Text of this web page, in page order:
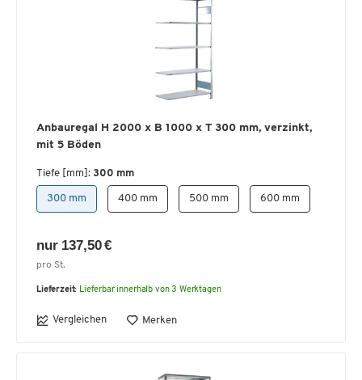
Anbauregal H 2000 x B 1000 x T 300 mm, verzinkt,
mit 5 Böden
Tiefe [mm]: 300 mm
300 mm 400 mm 500 mm 600 mm
nur 137,50 €
pro St.
Lieferzeit: Lieferbar innerhalb von 3 Werktagen
Vergleichen Merken